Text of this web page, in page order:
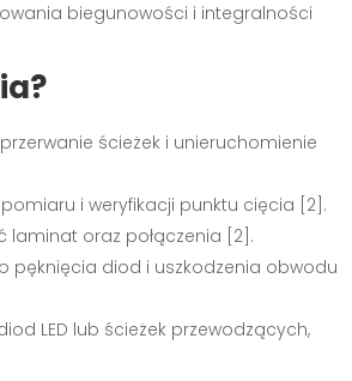
biegunowości i integralności
ścieżek i unieruchomienie
i weryfikacji punktu cięcia [2].
laminat oraz połączenia [2].
pęknięcia diod i uszkodzenia obwodu
LED lub ścieżek przewodzących,